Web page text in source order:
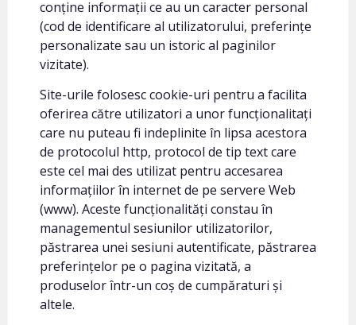
conține informații ce au un caracter personal
(cod de identificare al utilizatorului, preferințe
personalizate sau un istoric al paginilor
vizitate).
Site-urile folosesc cookie-uri pentru a facilita
oferirea către utilizatori a unor funcționalitați
care nu puteau fi indeplinite în lipsa acestora
de protocolul http, protocol de tip text care
este cel mai des utilizat pentru accesarea
informațiilor în internet de pe servere Web
(www). Aceste funcționalități constau în
managementul sesiunilor utilizatorilor,
păstrarea unei sesiuni autentificate, păstrarea
preferințelor pe o pagina vizitată, a
produselor într-un coș de cumpăraturi și
altele.